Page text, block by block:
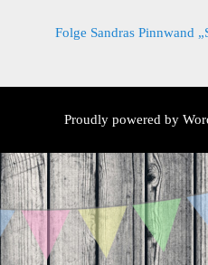
Folge Sandras Pinnwand
Proudly powered by